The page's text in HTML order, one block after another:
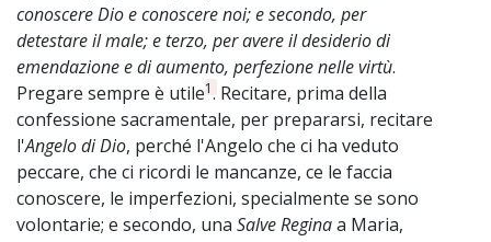
conoscere Dio e conoscere noi; e secondo, per
detestare il male; e terzo, per avere il desiderio di
emendazione e di aumento, perfezione nelle virtù.
Pregare sempre è utile1. Recitare, prima della
confessione sacramentale, per prepararsi, recitare
l'Angelo di Dio, perché l'Angelo che ci ha veduto
peccare, che ci ricordi le mancanze, ce le faccia
conoscere, le imperfezioni, specialmente se sono
volontarie; e secondo, una Salve Reginaa Maria,